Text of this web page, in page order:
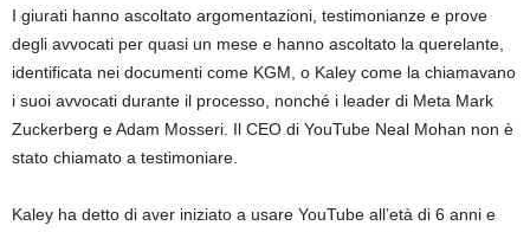
I giurati hanno ascoltato argomentazioni, testimonianze e prove
degli avvocati per quasi un mese e hanno ascoltato la querelante,
identificata nei documenti come KGM, o Kaley come la chiamavano
i suoi avvocati durante il processo, nonché i leader di Meta Mark
Zuckerberg e Adam Mosseri. Il CEO di YouTube Neal Mohan non è
stato chiamato a testimoniare.
Kaley ha detto di aver iniziato a usare YouTube all’età di 6 anni e